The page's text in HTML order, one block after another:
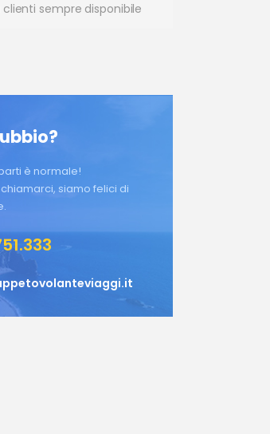
clienti sempre disponibile
è normale!
siamo felici di